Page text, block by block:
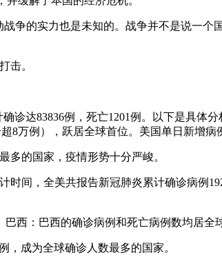
争的实力也是未知的。战争并不是说一
击。
诊达83836例，死亡1201例。以下是具
8万例），跃居全球首位。美国单日新增病
多的国家，疫情形势十分严峻。
时间，全美共报告新冠肺炎累计确诊病例
西：巴西的确诊病例和死亡病例数均居全
，成为全球确诊人数最多的国家。